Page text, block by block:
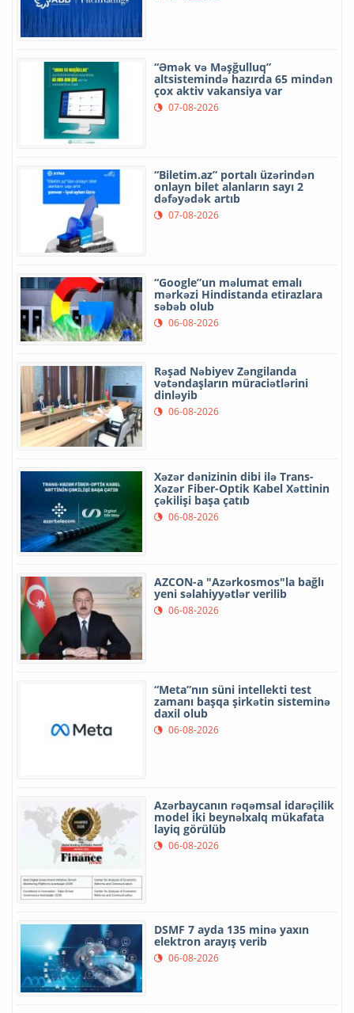
“Əmək və Məşğulluq”
altsistemində hazırda 65 mindən
çox aktiv vakansiya var
07-08-2026
“Biletim.az” portalı üzərindən
onlayn bilet alanların sayı 2
dəfəyədək artıb
07-08-2026
“Google”un məlumat emalı
mərkəzi Hindistanda etirazlara
səbəb olub
06-08-2026
Rəşad Nəbiyev Zəngilanda
vətəndaşların müraciətlərini
dinləyib
06-08-2026
Xəzər dənizinin dibi ilə Trans-
Xəzər Fiber-Optik Kabel Xəttinin
çəkilişi başa çatıb
06-08-2026
AZCON-a "Azərkosmos"la bağlı
yeni səlahiyyətlər verilib
06-08-2026
“Meta”nın süni intellekti test
zamanı başqa şirkətin sisteminə
daxil olub
06-08-2026
Azərbaycanın rəqəmsal idarəçilik
model iki beynəlxalq mükafata
layiq görülüb
06-08-2026
DSMF 7 ayda 135 minə yaxın
elektron arayış verib
06-08-2026